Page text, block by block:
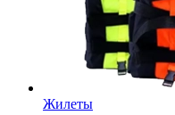
Жилеты